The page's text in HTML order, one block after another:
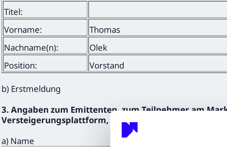
Titel:
Vorname:
Thomas
Nachname(n):
Olek
Position:
Vorstand
b) Erstmeldung
3. Angaben zum Emittenten, zum Teilnehmer am
Versteigerungsplattform, zum Versteigerer oder zur
a) Name